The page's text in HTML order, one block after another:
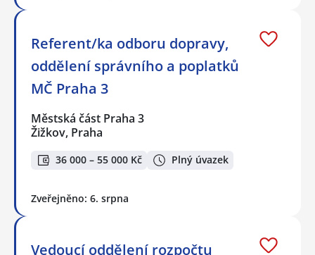
Referent/ka odboru dopravy,
oddělení správního a poplatků
MČ Praha 3
Městská část Praha 3
Žižkov, Praha
36 000 – 55 000 Kč Plný úvazek
Zveřejněno: 6. srpna
Vedoucí oddělení rozpočtu